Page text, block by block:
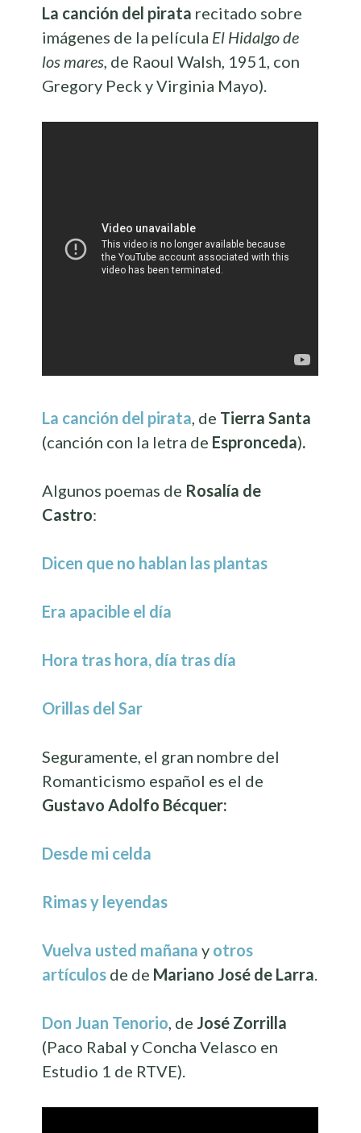
La canción del pirata recitado sobre
imágenes de la película El Hidalgo de
los mares, de Raoul Walsh, 1951, con
Gregory Peck y Virginia Mayo).
La canción del pirata, de Tierra Santa
(canción con la letra de Espronceda).
Algunos poemas de Rosalía de
Castro:
Dicen que no hablan las plantas
Era apacible el día
Hora tras hora, día tras día
Orillas del Sar
Seguramente, el gran nombre del
Romanticismo español es el de
Gustavo Adolfo Bécquer:
Desde mi celda
Rimas y leyendas
Vuelva usted mañana y otros
artículos de de Mariano José de Larra.
Don Juan Tenorio, de José Zorrilla
(Paco Rabal y Concha Velasco en
Estudio 1 de RTVE).